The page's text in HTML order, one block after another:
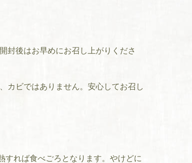
封後はお早めにお召し上がりくださ
カビではありません。安心してお召し
すれば食べごろとなります。やけどに